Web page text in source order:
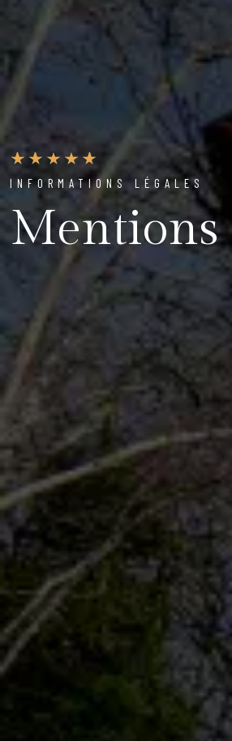
INFORMATIONS LÉGALES
Mentions